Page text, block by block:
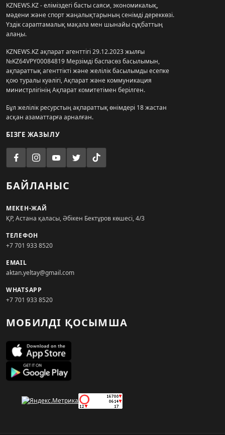
KZNEWS.KZ - еліміздегі басты саяси, экономикалық,
мәдени және спорт жаңалықтарының сенімді дереккөзі.
Үздік сараптамалық мақала мен шынайы сұқбаттың
алаңы.
KZNEWS.KZ ақпарат агенттігі 29.12.2023 жылғы
№KZ64VPY00084819 Мерзімді баспасөз басылымын,
ақпараттық агенттікті және желілік басылымды есепке
қою туралы куәлігі, Ақпарат және коммуникация
министрлігінің Ақпарат комитетімен берілген.
Бұл желілік ресурстың ақпараттық өнімдері 18 жастан
асқан азаматтарға арналған.
БІЗГЕ ЖАЗЫЛУ
БАЙЛАНЫС
МЕКЕН-ЖАЙ
ҚР, Астана қаласы, Әбікен Бектұров көшесі, 4/3
ТЕЛЕФОН
+7 701 933 8520
EMAIL
aktan.yeltay@gmail.com
WHATSAPP
+7 701 933 8520
МОБИЛДІ ҚОСЫМША